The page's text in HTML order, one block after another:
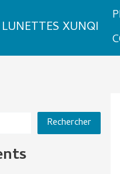
XUNQI
Rechercher